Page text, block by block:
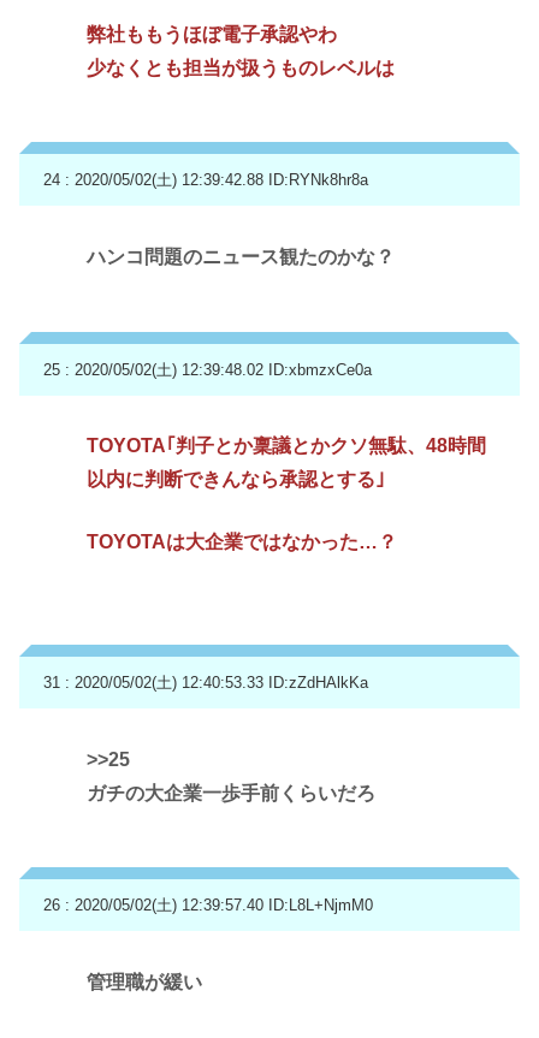
弊社ももうほぼ電子承認やわ
少なくとも担当が扱うものレベルは
24 : 2020/05/02(土) 12:39:42.88 ID:RYNk8hr8a
ハンコ問題のニュース観たのかな？
25 : 2020/05/02(土) 12:39:48.02 ID:xbmzxCe0a
TOYOTA｢判子とか稟議とかクソ無駄、48時間
以内に判断できんなら承認とする｣
TOYOTAは大企業ではなかった…？
31 : 2020/05/02(土) 12:40:53.33 ID:zZdHAlkKa
>>25
ガチの大企業一歩手前くらいだろ
26 : 2020/05/02(土) 12:39:57.40 ID:L8L+NjmM0
管理職が緩い